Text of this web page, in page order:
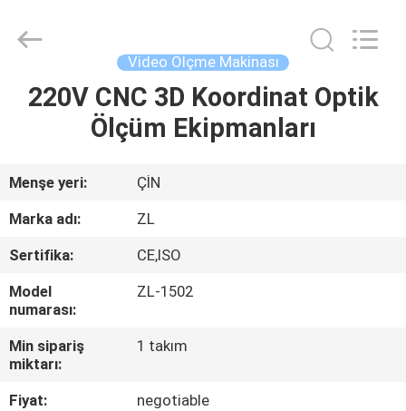
EV
S
VİDEOLAR
HAKKIMIZDA
FABRIKA
TURU
Technology
Reserved.
Video Ölçme Makinası
220V CNC 3D Koordinat Optik
Ölçüm Ekipmanları
Menşe yeri:
ÇİN
Marka adı:
ZL
Sertifika:
CE,ISO
Model
numarası:
ZL-1502
Min sipariş
miktarı:
1 takım
Fiyat:
negotiable